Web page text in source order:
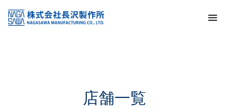
KSS加盟店・取扱店情報
店舗一覧
店舗一覧